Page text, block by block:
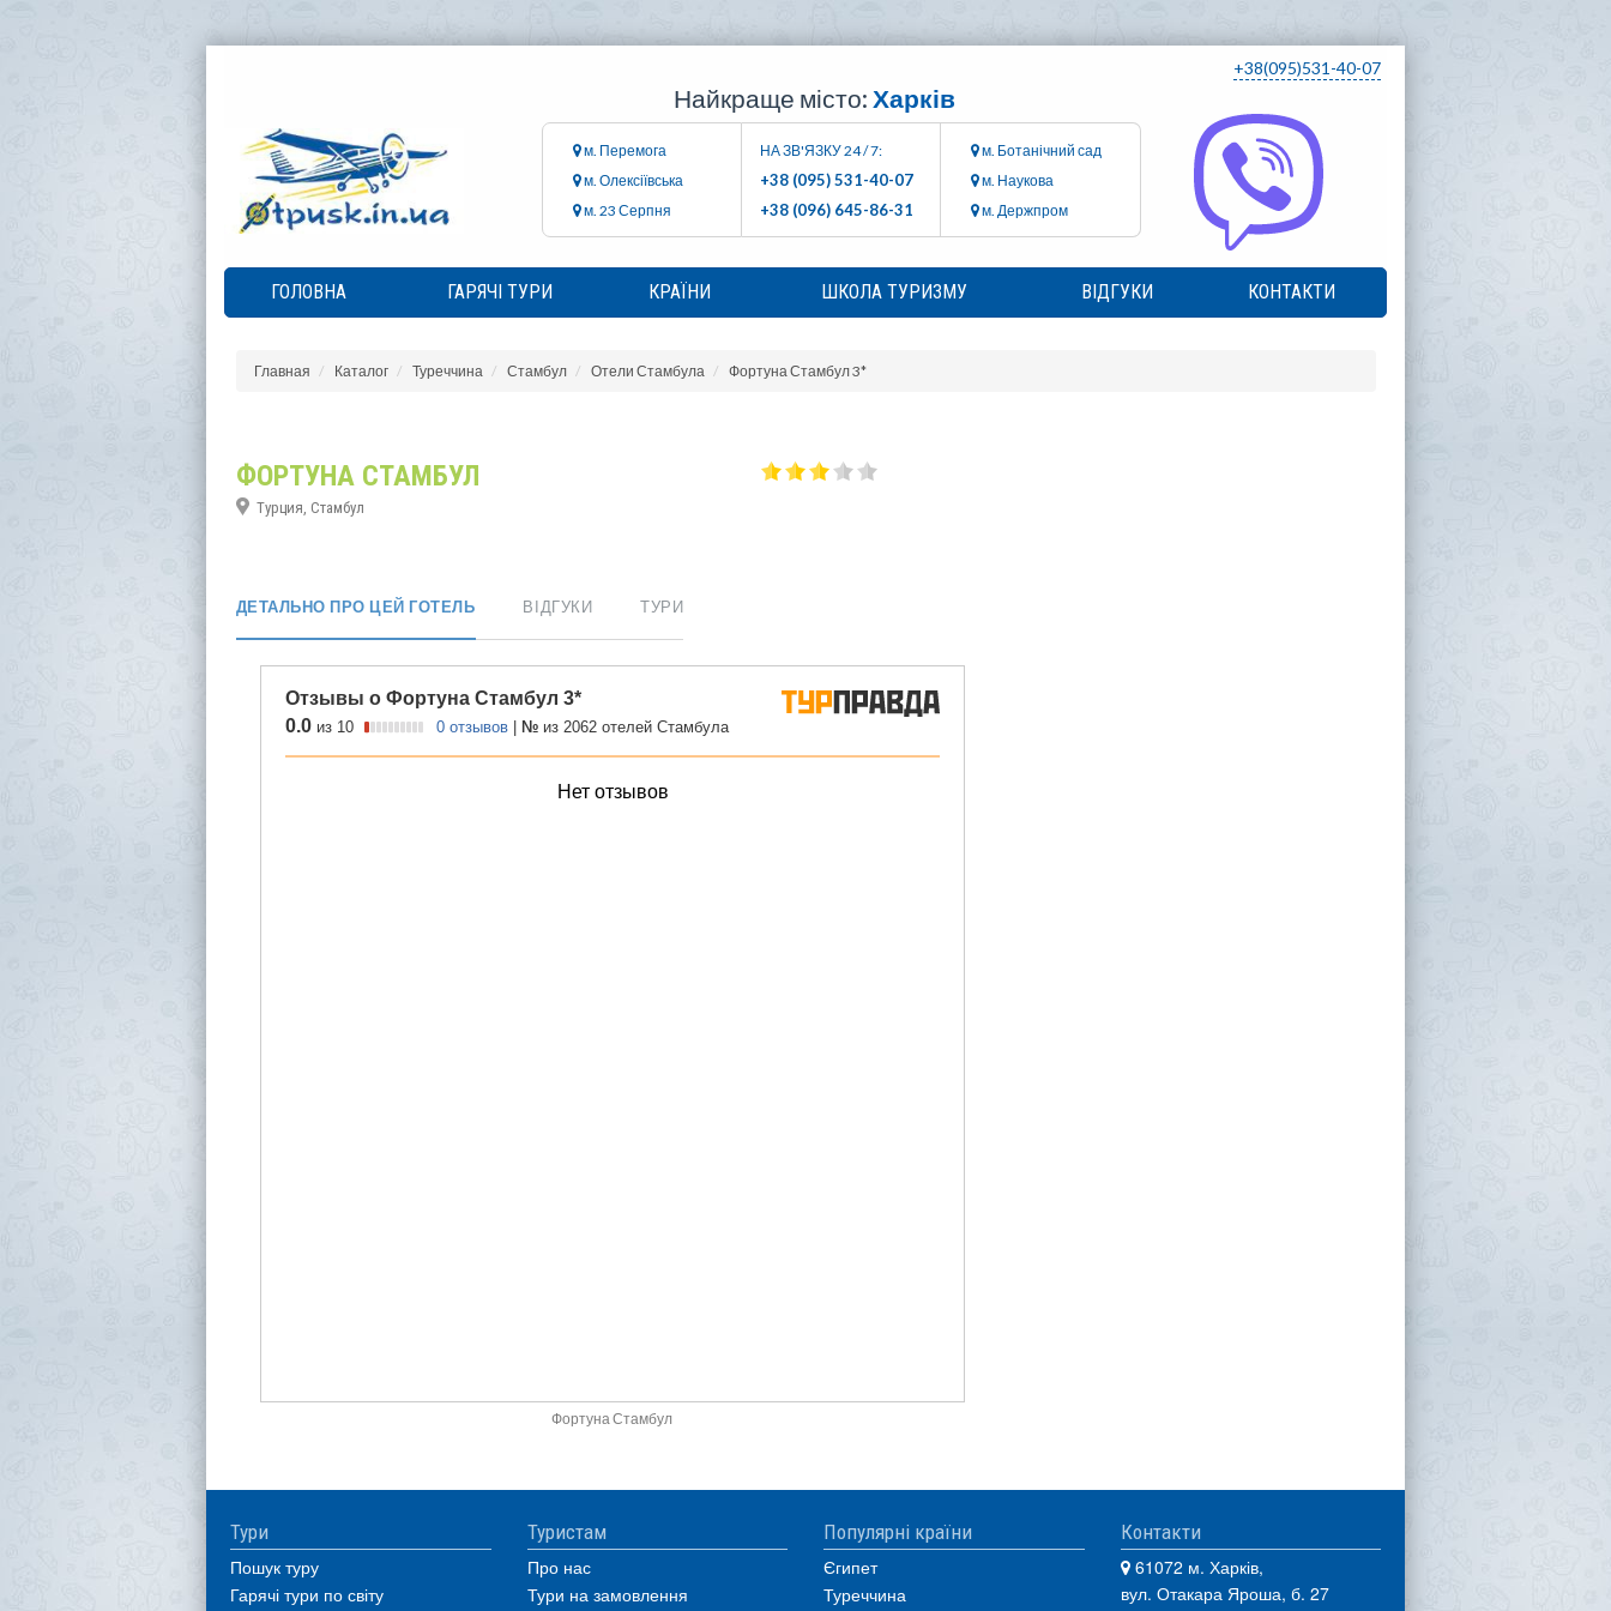
+38(095)531-40-07
Найкраще місто: Харків
м. Перемога
м. Олексіївська
м. 23 Серпня
НА ЗВ'ЯЗКУ 24 / 7:
+38 (095) 531-40-07
+38 (096) 645-86-31
м. Ботанічний сад
м. Наукова
м. Держпром
ГОЛОВНА ГАРЯЧІ ТУРИ КРАЇНИ ШКОЛА ТУРИЗМУ ВІДГУКИ КОНТАКТИ
Главная Каталог Туреччина Стамбул Отели Стамбула Фортуна Стамбул 3*
ФОРТУНА СТАМБУЛ
Турция, Стамбул
ДЕТАЛЬНО ПРО ЦЕЙ ГОТЕЛЬ ВІДГУКИ ТУРИ
Фортуна Стамбул
Тури
Пошук туру
Гарячі тури по світу
Туристам
Про нас
Тури на замовлення
Популярні країни
Єгипет
Туреччина
Контакти
61072 м. Харків,
вул. Отакара Яроша, б. 27